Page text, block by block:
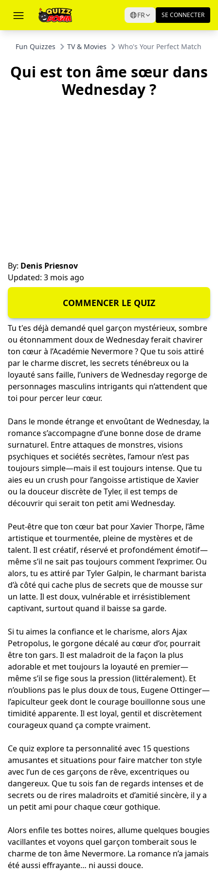
FR SE CONNECTER
Fun Quizzes TV & Movies Who's Your Perfect Match
Qui est ton âme sœur dans
Wednesday ?
By: Denis Priesnov
Updated: 3 mois ago
COMMENCER LE QUIZ
Tu t'es déjà demandé quel garçon mystérieux, sombre
ou étonnamment doux de Wednesday ferait chavirer
ton cœur à l’Académie Nevermore ? Que tu sois attiré
par le charme discret, les secrets ténébreux ou la
loyauté sans faille, l’univers de Wednesday regorge de
personnages masculins intrigants qui n’attendent que
toi pour percer leur cœur.
Dans le monde étrange et envoûtant de Wednesday, la
romance s’accompagne d’une bonne dose de drame
surnaturel. Entre attaques de monstres, visions
psychiques et sociétés secrètes, l’amour n’est pas
toujours simple—mais il est toujours intense. Que tu
aies eu un crush pour l’angoisse artistique de Xavier
ou la douceur discrète de Tyler, il est temps de
découvrir qui serait ton petit ami Wednesday.
Peut-être que ton cœur bat pour Xavier Thorpe, l’âme
artistique et tourmentée, pleine de mystères et de
talent. Il est créatif, réservé et profondément émotif—
même s’il ne sait pas toujours comment l’exprimer. Ou
alors, tu es attiré par Tyler Galpin, le charmant barista
d’à côté qui cache plus de secrets que de mousse sur
un latte. Il est doux, vulnérable et irrésistiblement
captivant, surtout quand il baisse sa garde.
Si tu aimes la confiance et le charisme, alors Ajax
Petropolus, le gorgone décalé au cœur d’or, pourrait
être ton gars. Il est maladroit de la façon la plus
adorable et met toujours la loyauté en premier—
même s’il se fige sous la pression (littéralement). Et
n’oublions pas le plus doux de tous, Eugene Ottinger—
l’apiculteur geek dont le courage bouillonne sous une
timidité apparente. Il est loyal, gentil et discrètement
courageux quand ça compte vraiment.
Ce quiz explore ta personnalité avec 15 questions
amusantes et situations pour faire matcher ton style
avec l’un de ces garçons de rêve, excentriques ou
dangereux. Que tu sois fan de regards intenses et de
secrets ou de rires maladroits et d’amitié sincère, il y a
un petit ami pour chaque cœur gothique.
Alors enfile tes bottes noires, allume quelques bougies
vacillantes et voyons quel garçon tomberait sous le
charme de ton âme Nevermore. La romance n’a jamais
été aussi effrayante… ni aussi douce.